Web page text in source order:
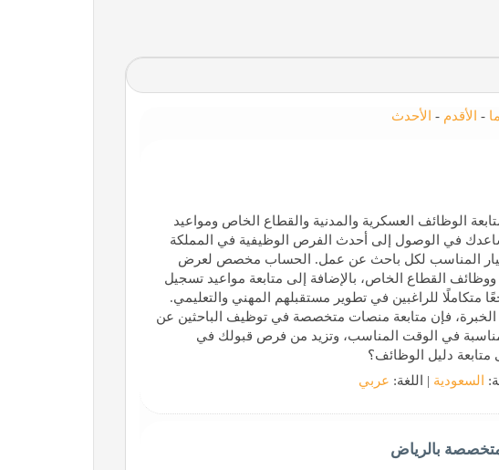
- الأقدم - الأحدث
الوظائف العسكرية والمدنية والقطاع الخاص ومواعيد
في الوصول إلى أحدث الفرص الوظيفية في المملكة
الخيار المناسب لكل باحث عن عمل. الحساب مخصص لعرض
القطاع الخاص، بالإضافة إلى متابعة مواعيد تسجيل
متكاملًا للراغبين في تطوير مستقبلهم المهني والتعليمي.
فإن متابعة منصات متخصصة في توظيف الباحثين عن
في الوقت المناسب، وتزيد من فرص قبولك في
متابعة دليل الوظائف؟
السعودية | اللغة: عربي
متخصصة بالرياض